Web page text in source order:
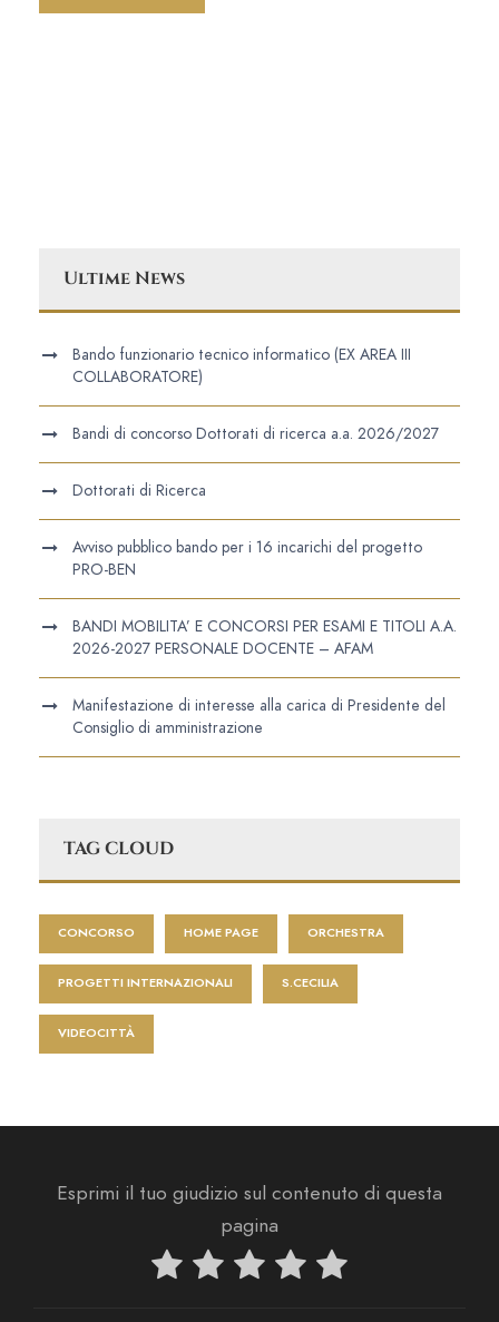
Ultime News
Bando funzionario tecnico informatico (EX AREA III
COLLABORATORE)
Bandi di concorso Dottorati di ricerca a.a. 2026/2027
Dottorati di Ricerca
Avviso pubblico bando per i 16 incarichi del progetto
PRO-BEN
BANDI MOBILITA’ E CONCORSI PER ESAMI E TITOLI A.A.
2026-2027 PERSONALE DOCENTE – AFAM
Manifestazione di interesse alla carica di Presidente del
Consiglio di amministrazione
TAG CLOUD
CONCORSO HOME PAGE ORCHESTRA
PROGETTI INTERNAZIONALI S.CECILIA
VIDEOCITTÀ
Esprimi il tuo giudizio sul contenuto di questa
pagina